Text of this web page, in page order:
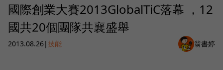
國際創業大賽2013GlobalTiC落幕 ，12
國共20個團隊共襄盛舉
2013.08.26|技能 翁書婷